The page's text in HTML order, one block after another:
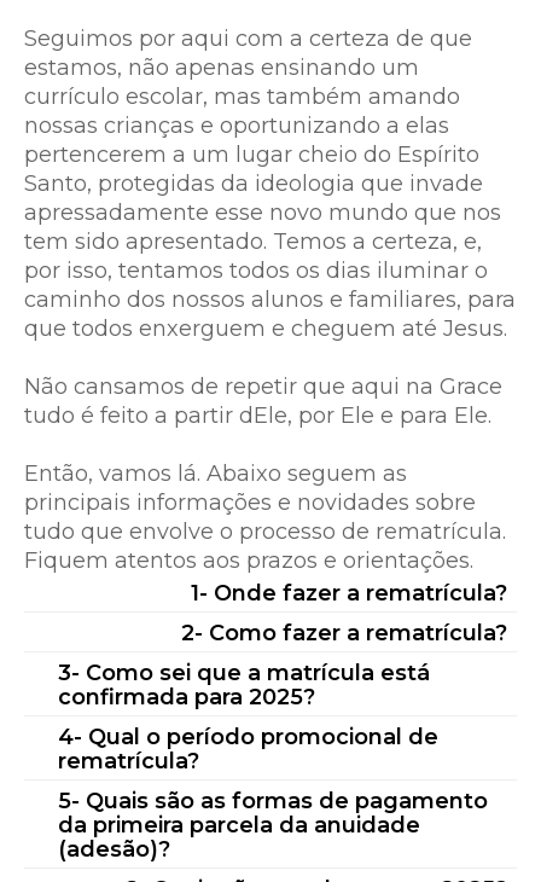
Seguimos por aqui com a certeza de que
estamos, não apenas ensinando um
currículo escolar, mas também amando
nossas crianças e oportunizando a elas
pertencerem a um lugar cheio do Espírito
Santo, protegidas da ideologia que invade
apressadamente esse novo mundo que nos
tem sido apresentado. Temos a certeza, e,
por isso, tentamos todos os dias iluminar o
caminho dos nossos alunos e familiares, para
que todos enxerguem e cheguem até Jesus.
Não cansamos de repetir que aqui na Grace
tudo é feito a partir dEle, por Ele e para Ele.
Então, vamos lá. Abaixo seguem as
principais informações e novidades sobre
tudo que envolve o processo de rematrícula.
Fiquem atentos aos prazos e orientações.
1- Onde fazer a rematrícula?
O processo de rematrícula da nossa Escola
é feito através do Portal do Aluno
(UNIMESTRE). Você pode acessar clicando
no botão abaixo ou no topo da página do
site em REMATRÍCULAS 2025.
PORTAL UNIMESTRE - REMATRÍCULA
Importante:VOCÊ DEVE ACESSAR O
PORTAL DO ALUNO (UNIMESTRE) COM
2- Como fazer a rematrícula?
O processo de rematrícula online
compreendealgumasetapas. Confira
abaixo:
Dados pessoais:
os dados pessoais, tanto
do aluno quanto dos responsáveis já estão
preenchidos, mas precisam ser lidos com
muita atenção e CONFERIDOS, para ver se
3- Como sei que a matrícula está
confirmada para 2025?
Após a realização de todas as etapas da
rematrícula online, inclusive a
compensação do pagamento da adesão, o
responsável financeiro receberá um e-mail
com o título: “MATRÍCULA CONFIRMADA”.
4- Qual o período promocional de
rematrícula?
As rematrículas serão no período de
19/08/2024 até 09/09/2024
5- Quais são as formas de pagamento
da primeira parcela da anuidade
(adesão)?